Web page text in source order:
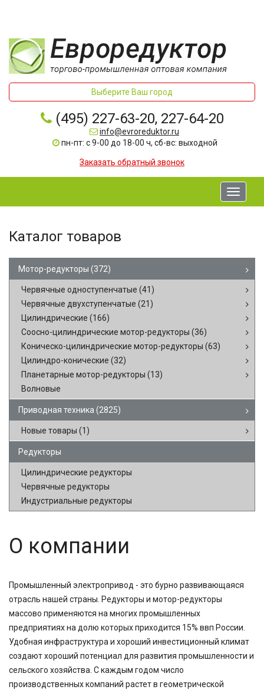
Выберите Ваш город
(495) 227-63-20, 227-64-20
info@evroreduktor.ru
пн-пт: с 9-00 до 18-00 ч, сб-вс: выходной
Заказать обратный звонок
Toggle
Каталог товаров
Мотор-редукторы (372)
Червячные одноступенчатые (41)
Червячные двухступенчатые (21)
Цилиндрические (166)
Соосно-цилиндрические мотор-редукторы (36)
Коническо-цилиндрические мотор-редукторы (63)
Цилиндро-конические (32)
Планетарные мотор-редукторы (13)
Волновые
Приводная техника (2825)
Новые товары (1)
Редукторы
Цилиндрические редукторы
Червячные редукторы
Индустриальные редукторы
О компании
Промышленный электропривод - это бурно развивающаяся
отрасль нашей страны. Редукторы и мотор-редукторы
массово применяются на многих промышленных
предприятиях на долю которых приходится 15% ввп России.
Удобная инфраструктура и хороший инвестиционный климат
создают хороший потенциал для развития промышленности и
сельского хозяйства. С каждым годом число
производственных компаний растет в геометрической